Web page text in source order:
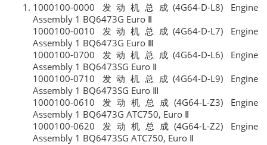
1000100-0000 发动机总成(4G64-D-L8) Engine
Assembly 1 BQ6473G Euro Ⅱ
1000100-0010 发动机总成(4G64-D-L7) Engine
Assembly 1 BQ6473G Euro Ⅲ
1000100-0700 发动机总成(4G64-D-L6) Engine
Assembly 1 BQ6473SG Euro Ⅱ
1000100-0710 发动机总成(4G64-D-L9) Engine
Assembly 1 BQ6473SG Euro Ⅲ
1000100-0610 发动机总成(4G64-L-Z3) Engine
Assembly 1 BQ6473G ATC750, Euro Ⅱ
1000100-0620 发动机总成(4G64-L-Z2) Engine
Assembly 1 BQ6473SG ATC750, Euro Ⅱ